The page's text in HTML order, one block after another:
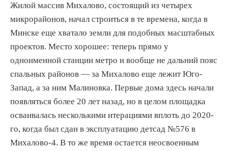
Жилой массив Михалово, состоящий из четырех
микрорайонов, начал строиться в те времена, когда в
Минске еще хватало земли для подобных масштабных
проектов. Место хорошее: теперь прямо у
одноименной станции метро и вообще не дальний пояс
спальных районов — за Михалово еще лежит Юго-
Запад, а за ним Малиновка. Первые дома здесь начали
появляться более 20 лет назад, но в целом площадка
осваивалась несколькими итерациями вплоть до 2020-
го, когда был сдан в эксплуатацию детсад №576 в
Михалово-4. В то же время остается неосвоенным